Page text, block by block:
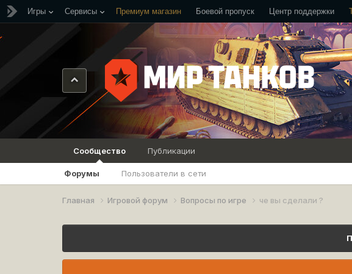
Игры Сервисы Премиум магазин Боевой пропуск Центр поддержки
Сообщество
Форумы Пользователи в сети
Публикации
Главная Игровой форум Вопросы по игре че вы сделали ?